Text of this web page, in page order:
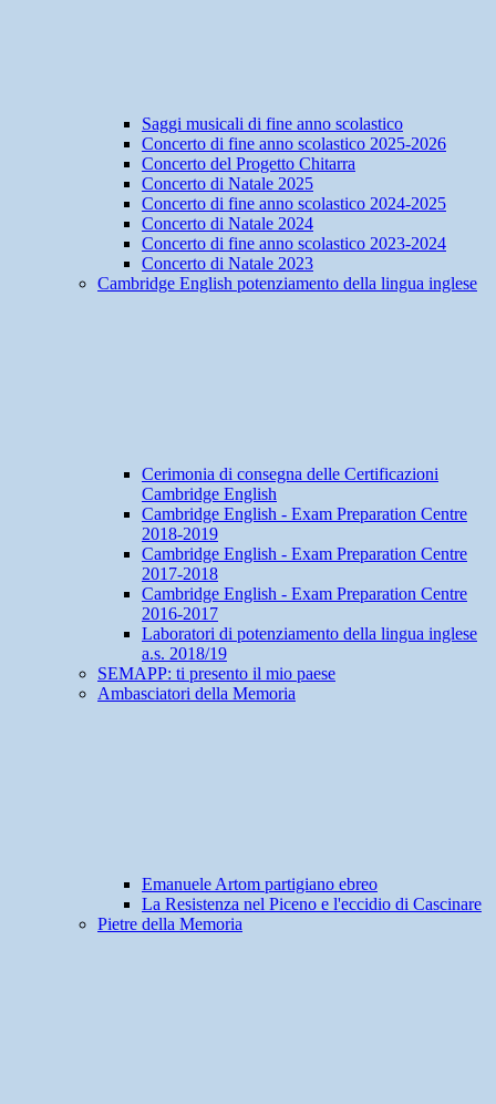
Saggi musicali di fine anno scolastico
Concerto di fine anno scolastico 2025-2026
Concerto del Progetto Chitarra
Concerto di Natale 2025
Concerto di fine anno scolastico 2024-2025
Concerto di Natale 2024
Concerto di fine anno scolastico 2023-2024
Concerto di Natale 2023
Cambridge English potenziamento della lingua inglese
Cerimonia di consegna delle Certificazioni
Cambridge English
Cambridge English - Exam Preparation Centre
2018-2019
Cambridge English - Exam Preparation Centre
2017-2018
Cambridge English - Exam Preparation Centre
2016-2017
Laboratori di potenziamento della lingua inglese
a.s. 2018/19
SEMAPP: ti presento il mio paese
Ambasciatori della Memoria
Emanuele Artom partigiano ebreo
La Resistenza nel Piceno e l'eccidio di Cascinare
Pietre della Memoria